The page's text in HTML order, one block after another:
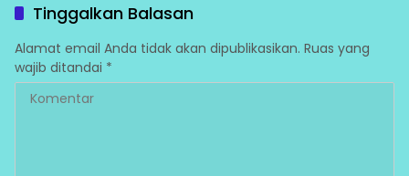
Tinggalkan Balasan
Alamat email Anda tidak akan dipublikasikan. Ruas yang
wajib ditandai *